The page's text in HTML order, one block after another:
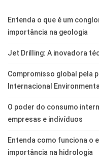
Entenda o que é um
importância na geologia
Jet Drilling: A inovadora
Compromisso global pela
Internacional
O poder do consumo
empresas e indivíduos
Entenda como funciona o
importância na hidrologia